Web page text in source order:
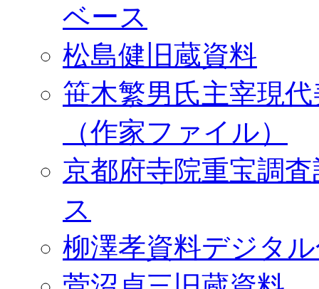
ベース
松島健旧蔵資料
笹木繁男氏主宰現
（作家ファイル）
京都府寺院重宝調
ス
柳澤孝資料デジタ